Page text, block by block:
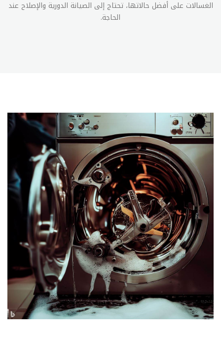
الغسالات على أفضل حالاتها، تحتاج إلى الصيانة الدورية والإصلاح عند
الحاجة.